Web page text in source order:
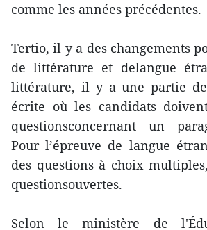
comme les années précédentes.
Tertio, il y a des changements
de littérature et delangue
littérature, il y a une partie
écrite où les candidats
questionsconcernant un
Pour l’épreuve de langue
des questions à choix
questionsouvertes.
Selon le ministère de